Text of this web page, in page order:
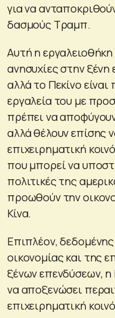
για να
δασμούς Τραμπ.
Αυτή η
ανησυχίες στην ξένη
αλλά το Πεκίνο
εργαλεία του με
πρέπει να
αλλά θέλουν επίσης
επιχειρηματική
που μπορεί να
πολιτικές της
προωθούν την
Κίνα.
Επιπλέον,
οικονομίας και της
ξένων επενδύσεων, η
να αποξενώσει
επιχειρηματική